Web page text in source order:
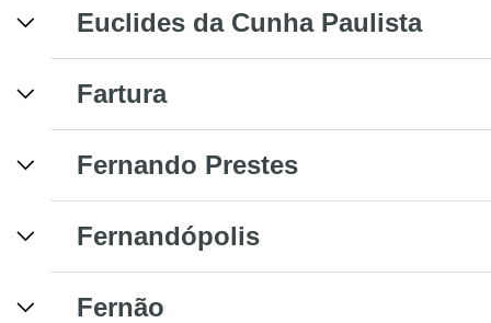
Euclides da Cunha Paulista
Fartura
Fernando Prestes
Fernandópolis
Fernão